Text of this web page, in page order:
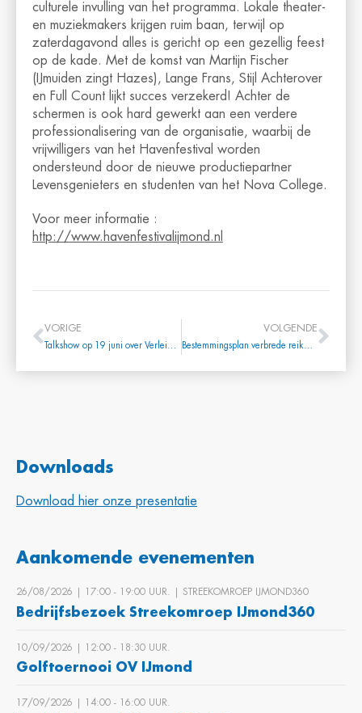
culturele invulling van het programma. Lokale theater-
en muziekmakers krijgen ruim baan, terwijl op
zaterdagavond alles is gericht op een gezellig feest
op de kade. Met de komst van Martijn Fischer
(IJmuiden zingt Hazes), Lange Frans, Stijl Achterover
en Full Count lijkt succes verzekerd! Achter de
schermen is ook hard gewerkt aan een verdere
professionalisering van de organisatie, waarbij de
vrijwilligers van het Havenfestival worden
ondersteund door de nieuwe productiepartner
Levensgenieters en studenten van het Nova College.
Voor meer informatie :
http://www.havenfestivalijmond.nl
VORIGE
Talkshow op 19 juni over Verleidelijk Velsen
VOLGENDE
Bestemmingsplan verbrede reikwijdte / ontwikkelingsplan Wijk aan Zee
Downloads
Download hier onze presentatie
Aankomende evenementen
26/08/2026 | 17:00 ‐ 19:00 UUR. | STREEKOMROEP IJMOND360
Bedrijfsbezoek Streekomroep IJmond360
10/09/2026 | 12:00 ‐ 18:30 UUR.
Golftoernooi OV IJmond
17/09/2026 | 14:00 ‐ 16:00 UUR.